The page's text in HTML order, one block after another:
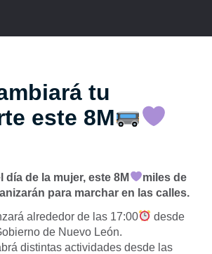
tu
este 8M
día de la mujer, este 8M
miles de
para marchar en las calles.
alrededor de las 17:00
desde
de Nuevo León.
distintas actividades desde las